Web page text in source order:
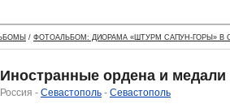
/ ФОТОАЛЬБОМ: ДИОРАМА «ШТУРМ САПУН-ГОРЫ» В
Иностранные ордена и
Россия - Севастополь - Севастополь